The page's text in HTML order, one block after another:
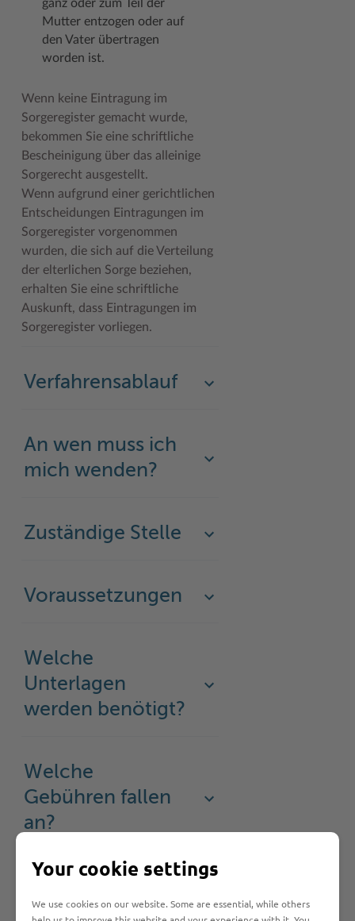
ganz oder zum Teil der
Mutter entzogen oder auf
den Vater übertragen
worden ist.
Wenn keine Eintragung im
Sorgeregister gemacht wurde,
bekommen Sie eine schriftliche
Bescheinigung über das alleinige
Sorgerecht ausgestellt.
Wenn aufgrund einer gerichtlichen
Entscheidungen Eintragungen im
Sorgeregister vorgenommen
wurden, die sich auf die Verteilung
der elterlichen Sorge beziehen,
erhalten Sie eine schriftliche
Auskunft, dass Eintragungen im
Sorgeregister vorliegen.
Verfahrensablauf
An wen muss ich
mich wenden?
Zuständige Stelle
Voraussetzungen
Welche
Unterlagen
werden benötigt?
Welche
Gebühren fallen
an?
muss ich
Your cookie settings
We use cookies on our website. Some are essential, while others